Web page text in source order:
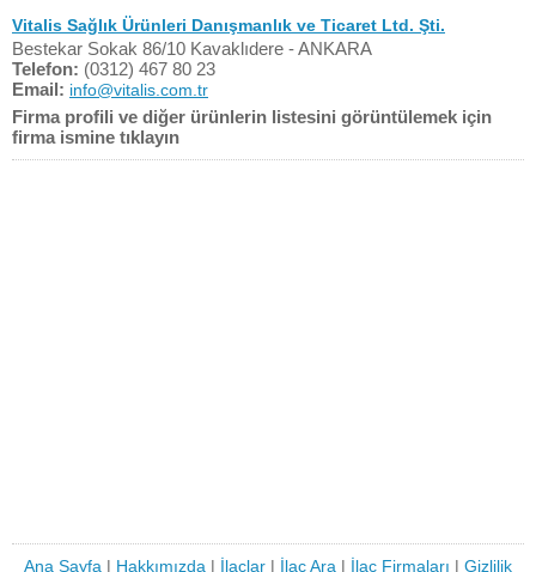
Vitalis Sağlık Ürünleri Danışmanlık ve Ticaret Ltd. Şti.
Bestekar Sokak 86/10 Kavaklıdere - ANKARA
Telefon: (0312) 467 80 23
Email: info@vitalis.com.tr
Firma profili ve diğer ürünlerin listesini görüntülemek için
firma ismine tıklayın
Ana Sayfa | Hakkımızda | İlaçlar | İlaç Ara | İlaç Firmaları | Gizlilik